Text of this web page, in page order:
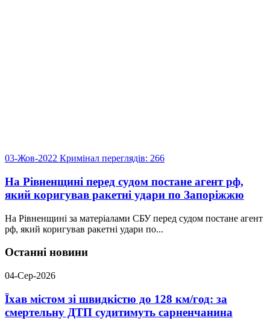
03-Жов-2022 Кримінал переглядів: 266
На Рівненщині перед судом постане агент рф,
який коригував ракетні удари по Запоріжжю
На Рівненщині за матеріалами СБУ перед судом постане агент
рф, який коригував ракетні удари по...
Останні новини
04-Сер-2026
Їхав містом зі швидкістю до 128 км/год: за
смертельну ДТП судитимуть сарненчанина